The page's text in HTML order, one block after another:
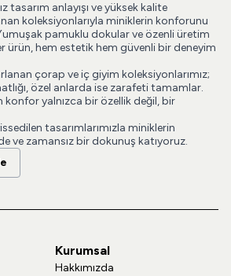
tasarım anlayışı ve yüksek kalite
koleksiyonlarıyla miniklerin konforunu
pamuklu dokular ve özenli üretim
ürün, hem estetik hem güvenli bir deneyim
çorap ve iç giyim koleksiyonlarımız;
özel anlarda ise zarafeti tamamlar.
konfor yalnızca bir özellik değil, bir
tasarımlarımızla miniklerin
ve zamansız bir dokunuş katıyoruz.
Kurumsal
Hakkımızda